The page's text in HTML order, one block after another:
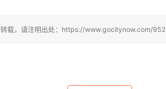
转载，请注明出处：https://www.gocitynow.com/